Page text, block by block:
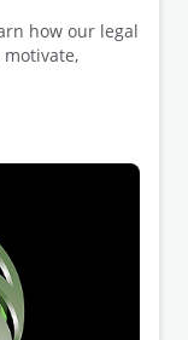
how our legal